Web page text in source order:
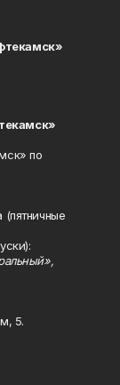
по
(пятничные
5.